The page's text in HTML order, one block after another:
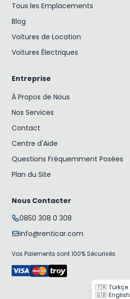
Tous les Emplacements
Blog
Voitures de Location
Voitures Électriques
Entreprise
À Propos de Nous
Nos Services
Contact
Centre d'Aide
Questions Fréquemment Posées
Plan du Site
Nous Contacter
0850 308 0 308
info@renticar.com
Vos Paiements sont 100% Sécurisés
🇹🇷 Türkçe
🇬🇧 English